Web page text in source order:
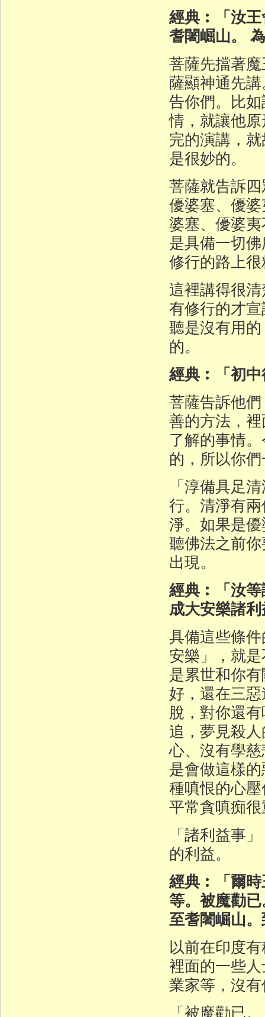
經典︰「汝
耆闍崛山。
菩薩先擋著
薩顯神通先
告你們。比
情，就讓他
完的演講，
是很妙的。
菩薩就告訴
優婆塞、優
婆塞、優婆
是具備一切
修行的路上
這裡講得很
有修行的才
聽是沒有用
的。
經典︰「初
菩薩告訴他
善的方法，
了解的事情
的，所以你
「淳備具足
行。清淨有
淨。如果是
聽佛法之前
出現。
經典︰「汝
成大安樂諸
具備這些條
安樂」，就
是累世和你
好，還在三
脫，對你還
追，夢見殺
心、沒有學
是會做這樣
種嗔恨的心
平常貪嗔痴
「諸利益事
的利益。
經典︰「爾
等。被魔勸
至耆闍崛山
以前在印度
裡面的一些
業家等，沒
「被魔勸已